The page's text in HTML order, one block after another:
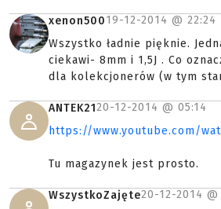
xenon50019-12-2014 @ 22:24
Wszystko ładnie pięknie.
ciekawi- 8mm i 1,5J . Co
dla kolekcjonerów (w tym
ANTEK2120-12-2014 @ 05:14
https://www.youtube.com/
Tu magazynek jest prosto.
WszystkoZajęte20-12-2014 @